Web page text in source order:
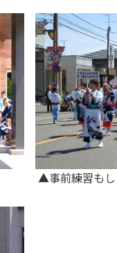
事前練習もし